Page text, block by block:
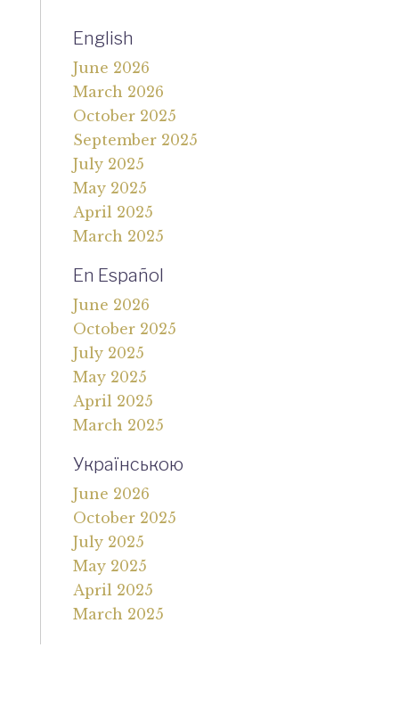
English
June 2026
March 2026
October 2025
September 2025
July 2025
May 2025
April 2025
March 2025
En Español
June 2026
October 2025
July 2025
May 2025
April 2025
March 2025
Українською
June 2026
October 2025
July 2025
May 2025
April 2025
March 2025